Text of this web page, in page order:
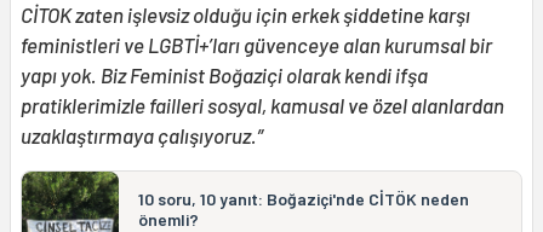
CİTOK zaten işlevsiz olduğu için erkek şiddetine karşı
feministleri ve LGBTİ+’ları güvenceye alan kurumsal bir
yapı yok. Biz Feminist Boğaziçi olarak kendi ifşa
pratiklerimizle failleri sosyal, kamusal ve özel alanlardan
uzaklaştırmaya çalışıyoruz.”
10 soru, 10 yanıt: Boğaziçi'nde CİTÖK neden
önemli?